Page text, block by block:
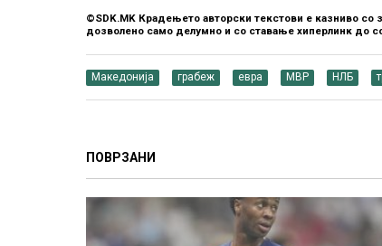
©SDK.MK Крадењето авторски текстови е казниво
дозволено само делумно и со ставање хиперлинк до
Македонија грабеж евра МВР НЛБ
ПОВРЗАНИ